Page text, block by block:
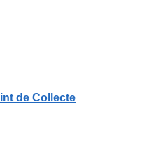
de Collecte